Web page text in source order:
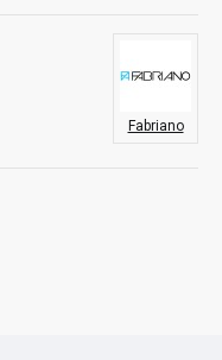
Fabriano